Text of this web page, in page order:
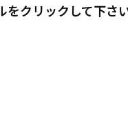
をクリックして下さい